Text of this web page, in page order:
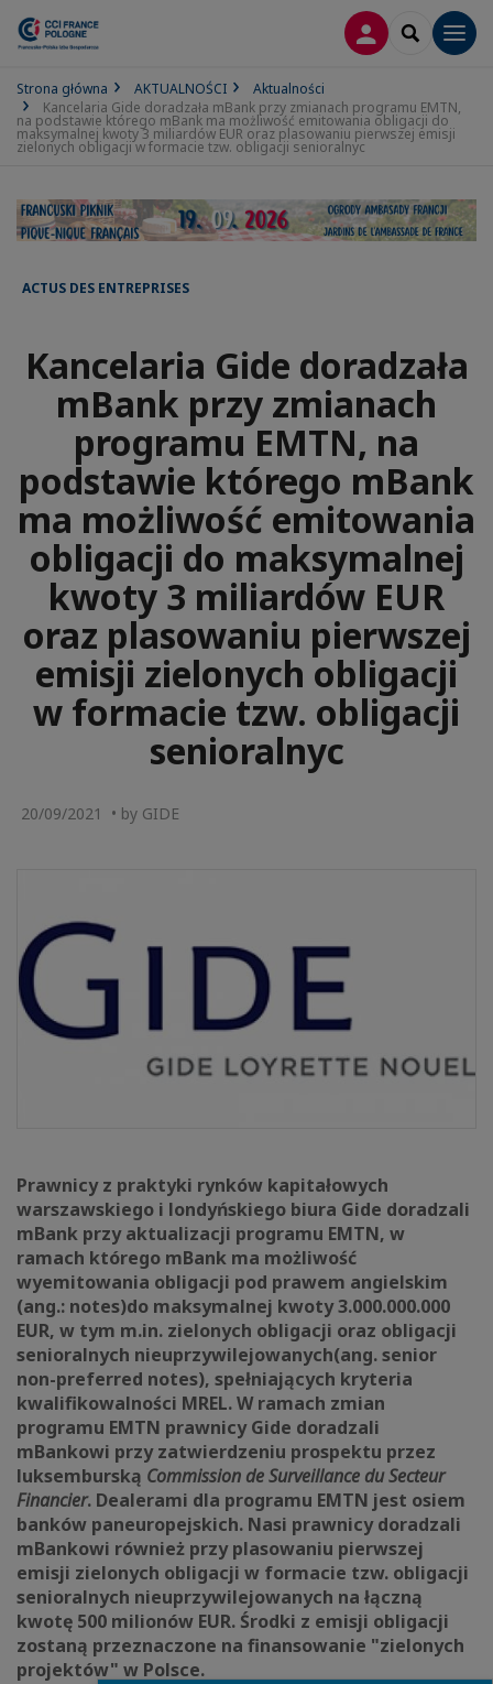
LOGOWANIE
SEARCH
Strona główna AKTUALNOŚCI
Aktualności
Kancelaria Gide doradzała mBank przy zmianach programu EMTN,
na podstawie którego mBank ma możliwość emitowania obligacji do
maksymalnej kwoty 3 miliardów EUR oraz plasowaniu pierwszej emisji
zielonych obligacji w formacie tzw. obligacji senioralnyc
ACTUS DES ENTREPRISES
Kancelaria Gide doradzała
mBank przy zmianach
programu EMTN, na
podstawie którego mBank
ma możliwość emitowania
obligacji do maksymalnej
kwoty 3 miliardów EUR
oraz plasowaniu pierwszej
emisji zielonych obligacji
w formacie tzw. obligacji
senioralnyc
20/09/2021 • by GIDE
Prawnicy z praktyki rynków kapitałowych
warszawskiego i londyńskiego biura Gide doradzali
mBank przy aktualizacji programu EMTN, w
ramach którego mBank ma możliwość
wyemitowania obligacji pod prawem angielskim
(ang.: notes)do maksymalnej kwoty 3.000.000.000
EUR, w tym m.in. zielonych obligacji oraz obligacji
senioralnych nieuprzywilejowanych(ang. senior
non-preferred notes), spełniających kryteria
kwalifikowalności MREL. W ramach zmian
programu EMTN prawnicy Gide doradzali
mBankowi przy zatwierdzeniu prospektu przez
luksemburską Commission de Surveillance du Secteur
Financier. Dealerami dla programu EMTN jest osiem
banków paneuropejskich. Nasi prawnicy doradzali
mBankowi również przy plasowaniu pierwszej
emisji zielonych obligacji w formacie tzw. obligacji
senioralnych nieuprzywilejowanych na łączną
kwotę 500 milionów EUR. Środki z emisji obligacji
zostaną przeznaczone na finansowanie "zielonych
projektów" w Polsce.